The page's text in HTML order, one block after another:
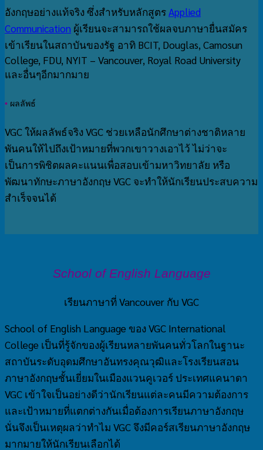
อังกฤษอย่างแท้จริง ซึ่งสำหรับหลักสูตร Applied
Communication ผู้เรียนจะสามารถใช้ผลจบภาษายื่นสมัคร
เข้าเรียนในสถาบันของรัฐ อาทิ BCIT, Douglas, Camosun
College, FDU, NYIT – Vancouver, Royal Road University
และอื่นๆอีกมากมาย
• ผลลัพธ์
VGC ให้ผลลัพธ์จริง VGC ช่วยเหลือนักศึกษาต่างชาติหลาย
พันคนให้ไปถึงเป้าหมายที่พวกเขาวางเอาไว้ ไม่ว่าจะ
เป็นการพิชิตผลคะแนนเพื่อสอบเข้ามหาวิทยาลัย หรือ
พัฒนาทักษะภาษาอังกฤษ VGC จะทำให้นักเรียนประสบความ
สำเร็จจนได้
SchoolofEnglish Language
เรียนภาษาที่ Vancouver กับ VGC
School of English Language ของ VGC International
College เป็นที่รู้จักของผู้เรียนหลายพันคนทั่วโลกในฐานะ
สถาบันระดับอุดมศึกษาอันทรงคุณวุฒิและโรงเรียนสอน
ภาษาอังกฤษชั้นเยี่ยมในเมืองแวนคูเวอร์ ประเทศแคนาดา
VGC เข้าใจเป็นอย่างดีว่านักเรียนแต่ละคนมีความต้องการ
และเป้าหมายที่แตกต่างกันเมื่อต้องการเรียนภาษาอังกฤษ
นั่นจึงเป็นเหตุผลว่าทำไม VGC จึงมีคอร์สเรียนภาษาอังกฤษ
มากมายให้นักเรียนเลือกได้